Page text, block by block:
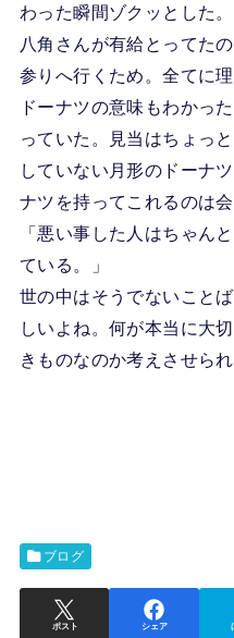
わった瞬間ゾクッとした。
八角さんが有給とってた
参りへ行くため。全てに
ドーナツの意味もわかっ
っていた。見当はちょっ
していない月形のドーナ
ナツを持ってこれるのは会
「悪い事した人はちゃん
ている。」
世の中はそうでないこと
しいよね。何が本当に大
きものなのか考えさせら
ブログ
ポスト シェア